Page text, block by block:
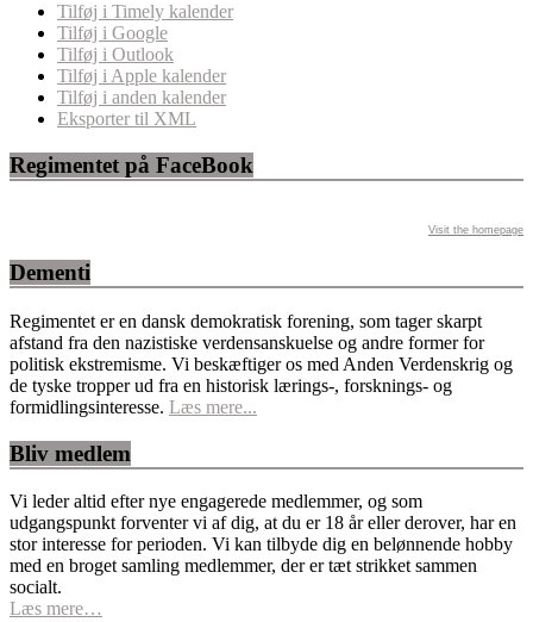
Tilføj i Timely kalender
Tilføj i Google
Tilføj i Outlook
Tilføj i Apple kalender
Tilføj i anden kalender
Eksporter til XML
Regimentet på FaceBook
Visit the homepage
Dementi
Regimentet er en dansk demokratisk forening, som tager skarpt
afstand fra den nazistiske verdensanskuelse og andre former for
politisk ekstremisme. Vi beskæftiger os med Anden Verdenskrig og
de tyske tropper ud fra en historisk lærings-, forsknings- og
formidlingsinteresse. Læs mere...
Bliv medlem
Vi leder altid efter nye engagerede medlemmer, og som
udgangspunkt forventer vi af dig, at du er 18 år eller derover, har en
stor interesse for perioden. Vi kan tilbyde dig en belønnende hobby
med en broget samling medlemmer, der er tæt strikket sammen
socialt.
Læs mere…